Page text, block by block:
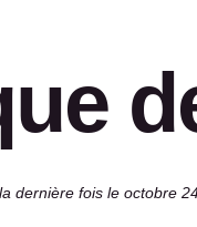
dernière fois le octobre